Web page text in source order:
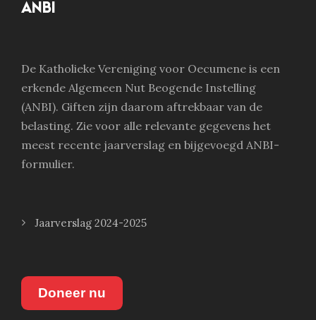
ANBI
De Katholieke Vereniging voor Oecumene is een
erkende Algemeen Nut Beogende Instelling
(ANBI). Giften zijn daarom aftrekbaar van de
belasting. Zie voor alle relevante gegevens het
meest recente jaarverslag en bijgevoegd ANBI-
formulier.
Jaarverslag 2024-2025
Doneer nu